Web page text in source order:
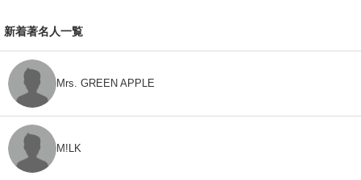
新着著名人一覧
Mrs. GREEN APPLE
M!LK